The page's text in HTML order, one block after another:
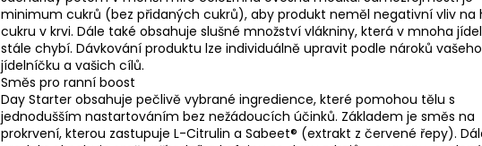
minimum cukrů (bez přidaných cukrů), aby produkt neměl negativní vliv na
cukru v krvi. Dále také obsahuje slušné množství vlákniny, která v mnoha
stále chybí. Dávkování produktu lze individuálně upravit podle nároků vašeho
jídelníčku a vašich cílů.
Směs pro ranní boost
Day Starter obsahuje pečlivě vybrané ingredience, které pomohou tělu s
jednodušším nastartováním bez nežádoucích účinků. Základem je směs na
prokrvení, kterou zastupuje L-Citrulin a Sabeet® (extrakt z červené řepy).